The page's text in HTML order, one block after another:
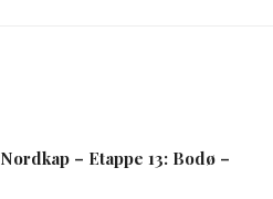
– Etappe 13: Bodø –